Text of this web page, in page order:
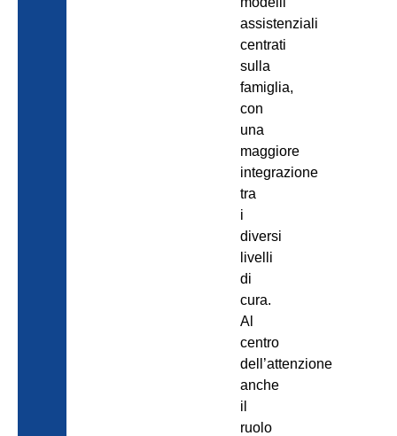
assistenziali
centrati
sulla
famiglia,
con
una
maggiore
integrazione
tra
i
diversi
livelli
di
cura.
Al
centro
dell’attenzione
anche
il
ruolo